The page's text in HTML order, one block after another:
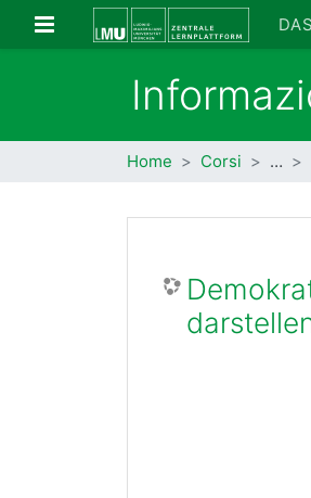
Vai al contenuto principale
Pannello laterale
Home Corsi …